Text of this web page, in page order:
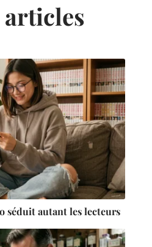
séduit autant les lecteurs